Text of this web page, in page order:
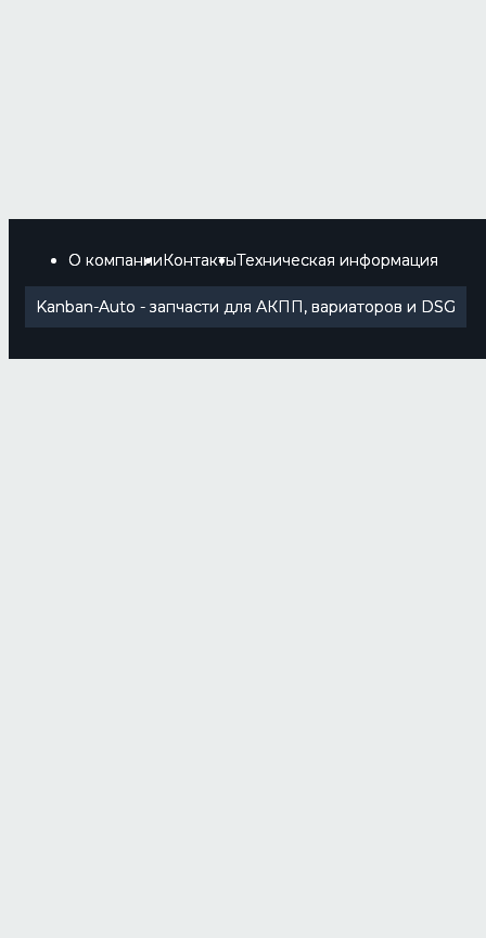
О компанииКонтактыТехническая информация
Kanban-Auto - запчасти для АКПП, вариаторов и DSG